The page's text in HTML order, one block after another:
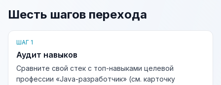
Шесть шагов перехода
ШАГ 1
Аудит навыков
Сравните свой стек с топ-навыками целевой
профессии «Java-разработчик» (см. карточку